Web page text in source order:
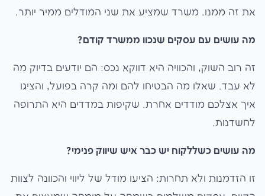
את זה ממנו. משרד שמציע את שני המודלים ממיר יותר.
מה עושים עם עסקים שנכוו ממשרד קודם?
זה רוב השוק, והכוויה היא דווקא נכס: הם יודעים בדיוק מה
לא עבד. שאלו מה הבטיחו להם ומה קרה בפועל, והציגו
איך אצלכם מודדים אחרת. שקיפות במדדים היא התרופה
לחשדנות.
מה עושים כשללקוח יש כבר איש שיווק פנימי?
זו הזדמנות ולא תחרות: הציעו מודל של ליווי והכוונה לצוות